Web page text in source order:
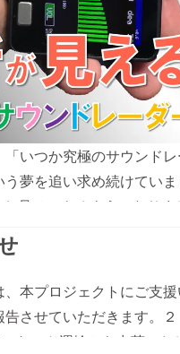
いつか究極のサウンド
夢を追い求め続けてい
見せできるようになり
1にはかないませんが、
projects/886379/view
本プロジェクトにご支
告させていただきます。
ヤマト運輸から出荷いた